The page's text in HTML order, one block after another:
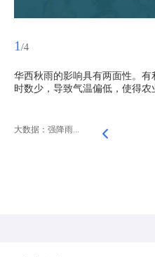
1 /4
华西秋雨的影响具有两面性。
时数少，导致气温偏低，使得
大数据：强降雨...